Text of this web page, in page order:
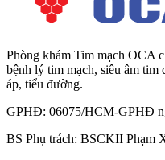
Phòng khám Tim mạch OCA
bệnh lý tim mạch, siêu âm tim
áp, tiểu đường.
GPHĐ: 06075/HCM-GPHĐ
BS Phụ trách: BSCKII Phạm